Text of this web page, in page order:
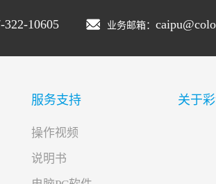
322-10605 业务邮箱：
服务支持
操作视频
说明书
关于